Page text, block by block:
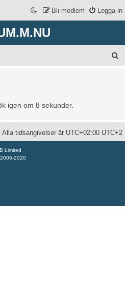
Logga in
Bli medlem
igen om 8 sekunder.
Alla tidsangivelser är UTC+02:00 UTC+2
Limited
2020